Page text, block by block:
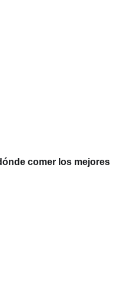
comer los mejores